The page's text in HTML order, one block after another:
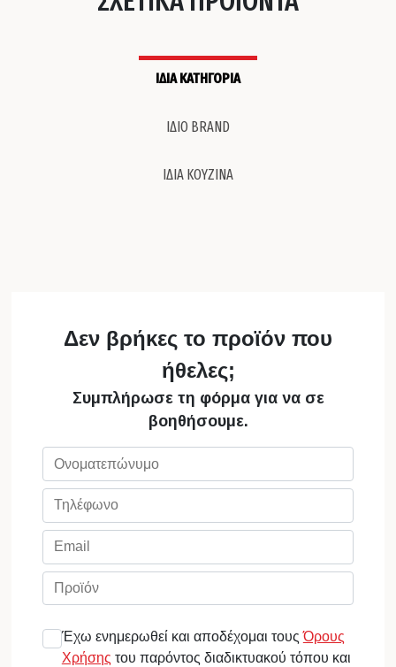
ΙΔΙΑ ΚΑΤΗΓΟΡΙΑ
ΙΔΙΟ BRAND
ΙΔΙΑ ΚΟΥΖΙΝΑ
Δεν βρήκες το προϊόν που
ήθελες;
Συμπλήρωσε τη φόρμα για να σε
βοηθήσουμε.
Έχω ενημερωθεί και αποδέχομαι τουςΌρους
Χρήσης του παρόντος διαδικτυακού τόπου και